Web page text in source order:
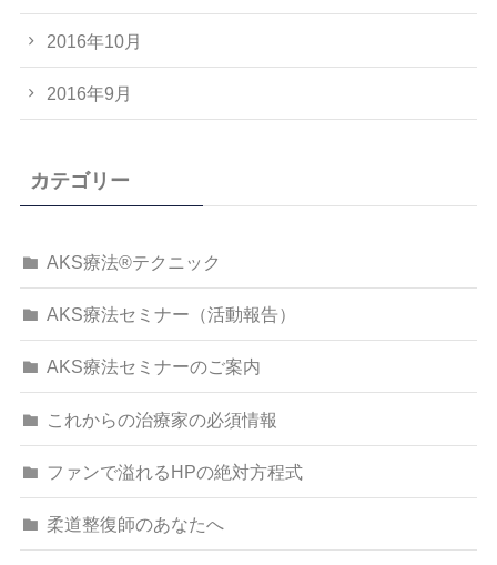
2016年10月
2016年9月
カテゴリー
AKS療法®テクニック
AKS療法セミナー（活動報告）
AKS療法セミナーのご案内
これからの治療家の必須情報
ファンで溢れるHPの絶対方程式
柔道整復師のあなたへ